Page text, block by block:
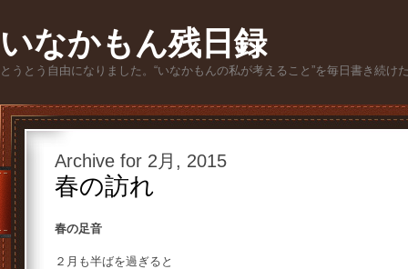
いなかもん残日録
とうとう自由になりました。“いなかもんの私が考えること”を毎日書き続け
Archive for 2月, 2015
春の訪れ
春の足音
２月も半ばを過ぎると